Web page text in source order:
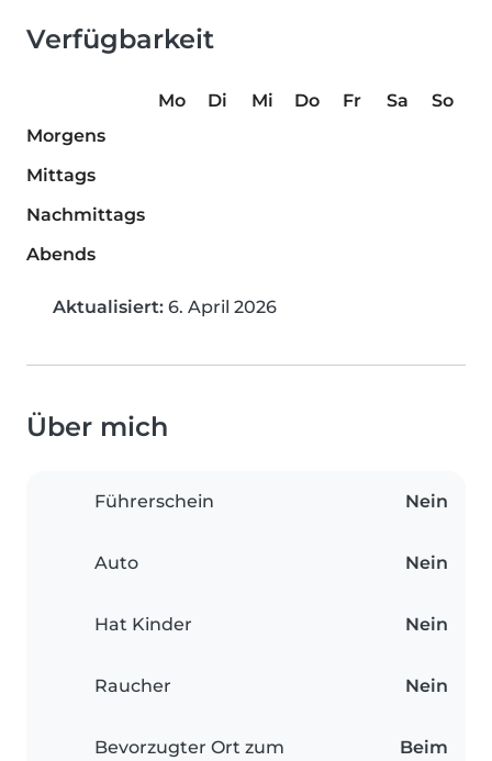
Verfügbarkeit
Mo Di Mi Do Fr Sa
So
Morgens
Mittags
Nachmittags
Abends
Aktualisiert: 6. April 2026
Über mich
Führerschein Nein
Auto Nein
Hat Kinder Nein
Raucher Nein
Bevorzugter Ort zum Beim